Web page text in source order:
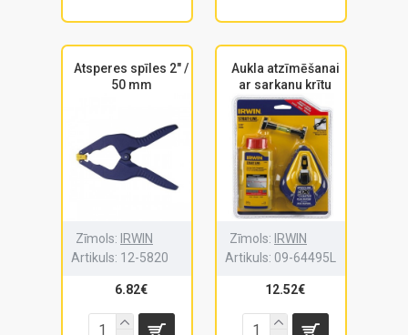
Atsperes spīles 2" /
50 mm
Zīmols: IRWIN
Artikuls: 12-5820
6.82€
Aukla atzīmēšanai
ar sarkanu krītu
Zīmols: IRWIN
Artikuls: 09-64495L
12.52€